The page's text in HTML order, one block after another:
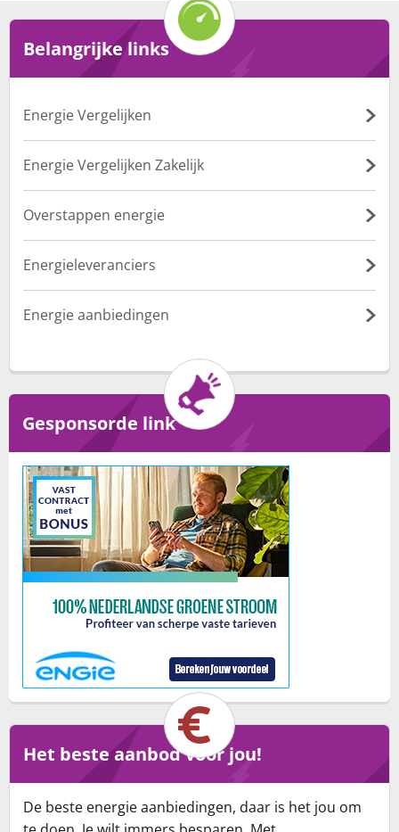
Belangrijke links
Energie Vergelijken
Energie Vergelijken Zakelijk
Overstappen energie
Energieleveranciers
Energie aanbiedingen
Gesponsorde link
Het beste aanbod voor jou!
De beste energie aanbiedingen, daar is het jou om